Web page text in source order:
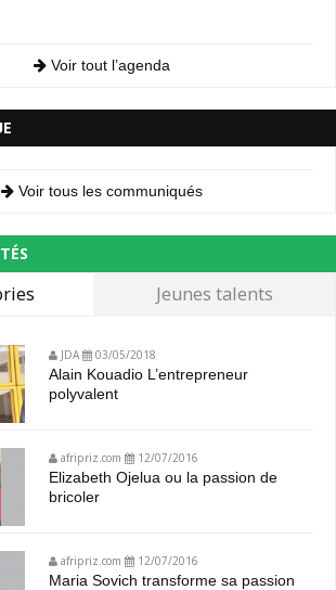
Voir tout l’agenda
Voir tous les communiqués
Jeunes talents
JDA 03/05/2018
Alain Kouadio L’entrepreneur
polyvalent
afripriz.com 12/07/2016
Elizabeth Ojelua ou la passion de
bricoler
afripriz.com 12/07/2016
Maria Sovich transforme sa passion